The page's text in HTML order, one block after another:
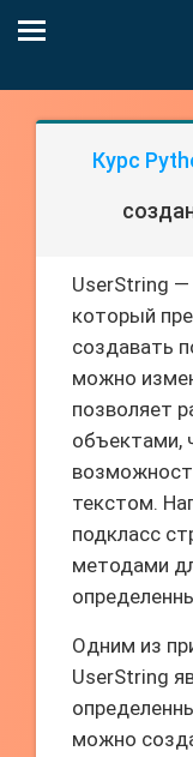
Курс
UserString —
который
создавать
можно
позволяет
объектами,
текстом.
подкласс
методами
Одним из
UserString
можно